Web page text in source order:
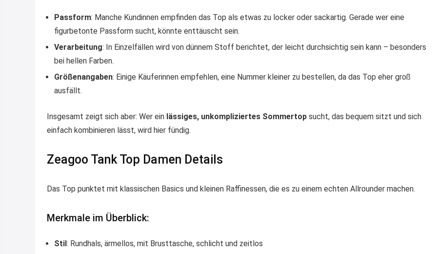
Passform: Manche Kundinnen empfinden das Top als etwas zu locker oder sackartig. Gerade wer eine
figurbetonte Passform sucht, könnte enttäuscht sein.
Verarbeitung: In Einzelfällen wird von dünnem Stoff berichtet, der leicht durchsichtig sein kann – besonders
bei hellen Farben.
Größenangaben: Einige Käuferinnen empfehlen, eine Nummer kleiner zu bestellen, da das Top eher groß
ausfällt.
Insgesamt zeigt sich aber: Wer ein lässiges, unkompliziertes Sommertop sucht, das bequem sitzt und sich
einfach kombinieren lässt, wird hier fündig.
Zeagoo Tank Top Damen Details
Das Top punktet mit klassischen Basics und kleinen Raffinessen, die es zu einem echten Allrounder machen.
Merkmale im Überblick:
Stil: Rundhals, ärmellos, mit Brusttasche, schlicht und zeitlos